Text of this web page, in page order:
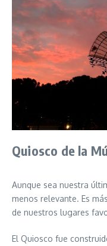
Quiosco de la
Aunque sea nuestra
menos relevante. Es
de nuestros lugares
El Quiosco fue